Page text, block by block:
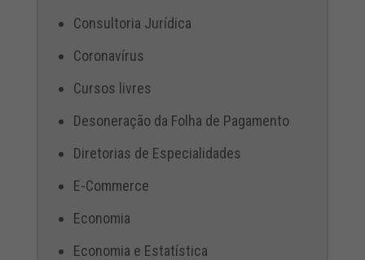
Consultoria Jurídica
Coronavírus
Cursos livres
Desoneração da Folha de Pagamento
Diretorias de Especialidades
E-Commerce
Economia
Economia e Estatística